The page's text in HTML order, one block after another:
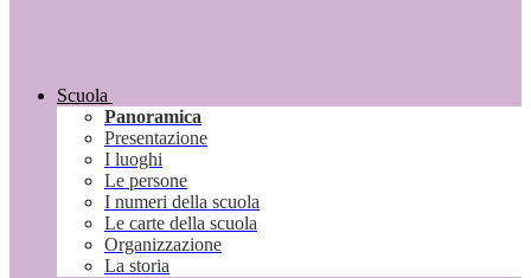
Scuola
Panoramica
Presentazione
I luoghi
Le persone
I numeri della scuola
Le carte della scuola
Organizzazione
La storia